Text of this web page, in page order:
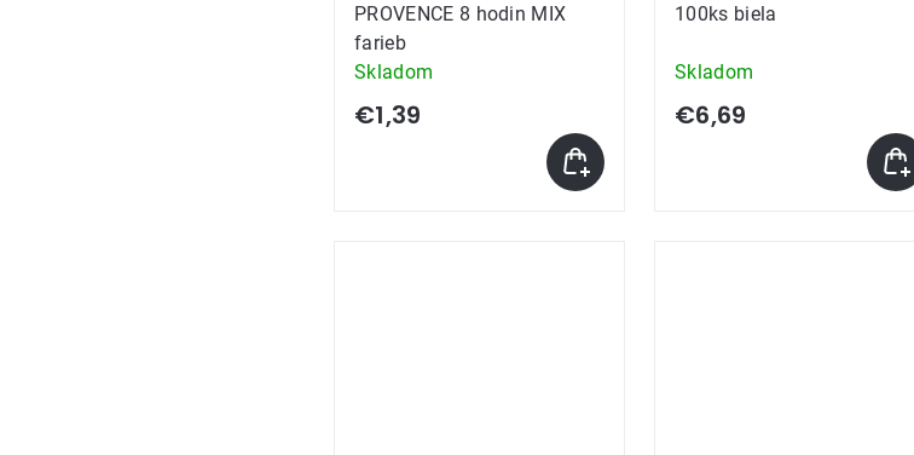
PROVENCE 8 hodin MIX
farieb
Skladom
€1,39
100ks biela
Skladom
€6,69